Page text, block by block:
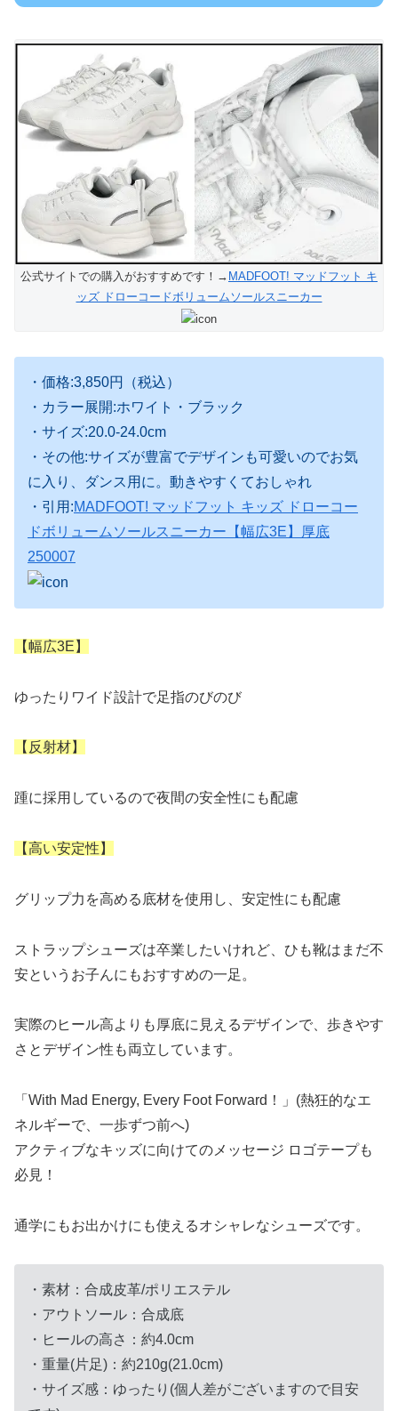
公式サイトでの購入がおすすめです！→ MADFOOT! マッドフット キ
ッズ ドローコードボリュームソールスニーカー
・価格:3,850円（税込）
・カラー展開:ホワイト・ブラック
・サイズ:20.0-24.0cm
・その他:サイズが豊富でデザインも可愛いのでお気
に入り、ダンス用に。動きやすくておしゃれ
・引用:MADFOOT! マッドフット キッズ ドローコー
ドボリュームソールスニーカー【幅広3E】厚底
250007
【幅広3E】
ゆったりワイド設計で足指のびのび
【反射材】
踵に採用しているので夜間の安全性にも配慮
【高い安定性】
グリップ力を高める底材を使用し、安定性にも配慮
ストラップシューズは卒業したいけれど、ひも靴はまだ不
安というお子んにもおすすめの一足。
実際のヒール高よりも厚底に見えるデザインで、歩きやす
さとデザイン性も両立しています。
「With Mad Energy, Every Foot Forward！」(熱狂的なエ
ネルギーで、一歩ずつ前へ)
アクティブなキッズに向けてのメッセージ ロゴテープも
必見！
通学にもお出かけにも使えるオシャレなシューズです。
・素材：合成皮革/ポリエステル
・アウトソール：合成底
・ヒールの高さ：約4.0cm
・重量(片足)：約210g(21.0cm)
・サイズ感：ゆったり(個人差がございますので目安